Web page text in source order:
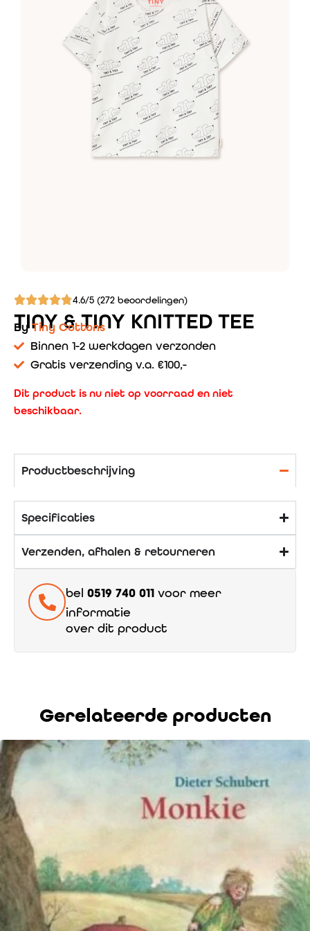
4.6/5 (272 beoordelingen)
TINY & TINY KNITTED TEE
ByTiny Cottons
Binnen 1-2 werkdagen verzonden
Gratis verzending v.a. €100,-
Dit product is nu niet op voorraad en niet
beschikbaar.
Productbeschrijving
Specificaties
Verzenden, afhalen & retourneren
bel 0519 740 011 voor meer
informatie
over dit product
Gerelateerde producten